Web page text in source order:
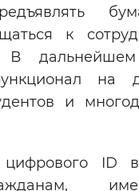
к
дальнейшем
на
и
ID